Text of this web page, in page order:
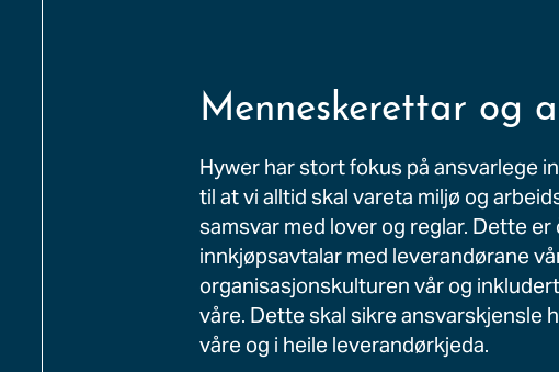
Menneskerettar og
Hywer har stort fokus på ansvarlege
til at vi alltid skal vareta miljø og
samsvar med lover og reglar. Dette
innkjøpsavtalar med leverandørane
organisasjonskulturen vår og
våre. Dette skal sikre ansvarskjensle
våre og i heile leverandørkjeda.